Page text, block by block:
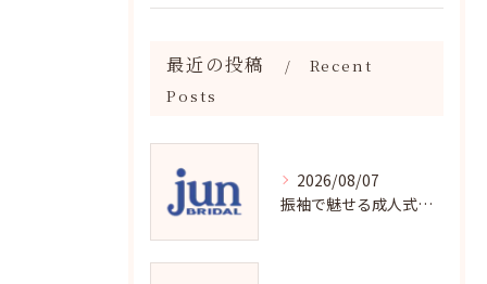
最近の投稿
Recent
Posts
2026/08/07
振袖で魅せる成人式写真の魅力と撮影ポイント